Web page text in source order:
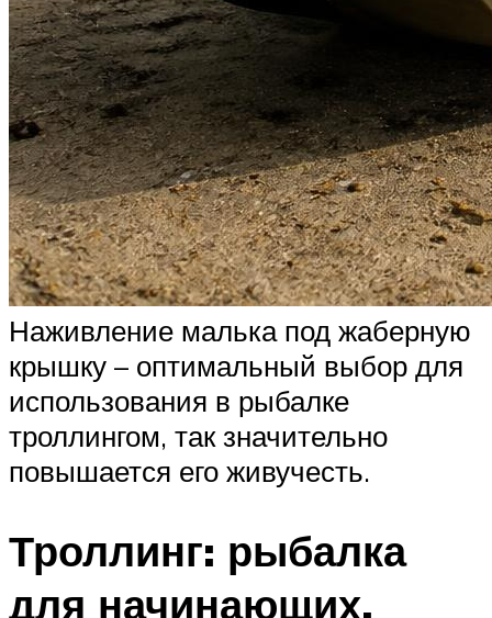
Наживление малька под жаберную
крышку – оптимальный выбор для
использования в рыбалке
троллингом, так значительно
повышается его живучесть.
Троллинг: рыбалка
для начинающих.